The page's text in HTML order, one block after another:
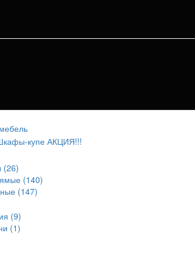
купе АКЦИЯ!!!
(26)
(140)
(147)
(9)
(1)